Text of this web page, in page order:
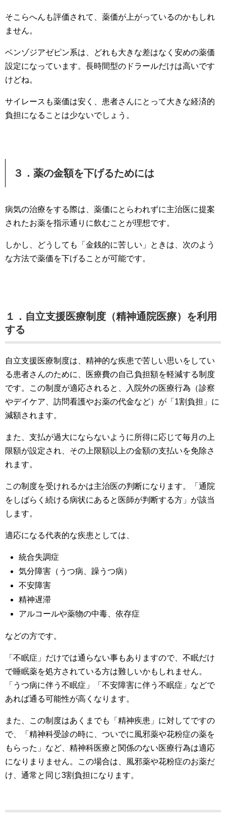
そこらへんも評価されて、薬価が上がっているのかもしれ
ません。
ベンゾジアゼピン系は、どれも大きな差はなく安めの薬価
設定になっています。 長時間型のドラールだけは高いです
けどね。
サイレースも薬価は安く、患者さんにとって大きな経済的
負担になることは少ないでしょう。
３．薬の金額を下げるためには
病気の治療をする際は、薬価にとらわれずに主治医に提案
されたお薬を指示通りに飲むことが理想です。
しかし、どうしても「金銭的に苦しい」ときは、次のよう
な方法で薬価を下げることが可能です。
１．自立支援医療制度（精神通院医療）を利用
する
自立支援医療制度は、精神的な疾患で苦しい思いをしてい
る患者さんのために、医療費の自己負担額を軽減する制度
です。この制度が適応されると、入院外の医療行為（診察
やデイケア、訪問看護やお薬の代金など）が「1割負担」に
減額されます。
また、支払が過大にならないように所得に応じて毎月の上
限額が設定され、その上限額以上の金額の支払いを免除さ
れます。
この制度を受けれるかは主治医の判断になります。「通院
をしばらく続ける病状にあると医師が判断する方」が該当
します。
適応になる代表的な疾患としては、
統合失調症
気分障害（うつ病、躁うつ病）
不安障害
精神遅滞
アルコールや薬物の中毒、依存症
などの方です。
「不眠症」だけでは通らない事もありますので、不眠だけ
で睡眠薬を処方されている方は難しいかもしれません。
「うつ病に伴う不眠症」「不安障害に伴う不眠症」などで
あれば通る可能性が高くなります。
また、この制度はあくまでも「精神疾患」に対してですの
で、「精神科受診の時に、ついでに風邪薬や花粉症の薬を
もらった」など、精神科医療と関係のない医療行為は適応
になりまりません。この場合は、風邪薬や花粉症のお薬だ
け、通常と同じ3割負担になります。